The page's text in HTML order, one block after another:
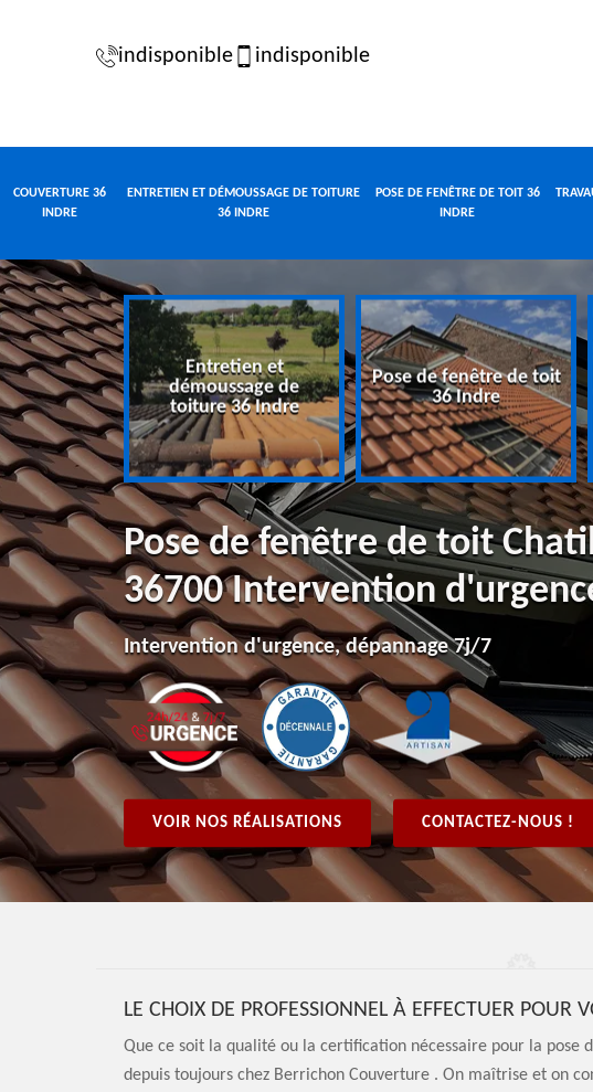
indisponible indisponible
COUVERTURE 36
INDRE
ENTRETIEN ET DÉMOUSSAGE DE TOITURE
36 INDRE
POSE DE FENÊTRE DE TOIT 36
INDRE
36 Indre
Entretien et
démoussage de
toiture 36 Indre
Pose de fenêtre de toit
36 Indre
Pose de fenêtre de toit
36700 Intervention
Intervention d'urgence, dépannage 7j/7
VOIR NOS RÉALISATIONS CONTACTEZ-NOUS !
LE CHOIX DE PROFESSIONNEL À EFFECTUER POUR
Que ce soit la qualité ou la certification nécessaire pour la pose
depuis toujours chez Berrichon Couverture . On maîtrise et on